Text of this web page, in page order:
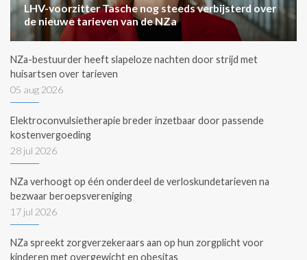
LHV-voorzitter Tasche nog steeds verbijsterd over
de nieuwe tarieven van de NZa
NZa-bestuurder heeft slapeloze nachten door strijd met
huisartsen over tarieven
05 aug 2026
Elektroconvulsietherapie breder inzetbaar door passende
kostenvergoeding
28 jul 2026
NZa verhoogt op één onderdeel de verloskundetarieven na
bezwaar beroepsvereniging
17 jul 2026
NZa spreekt zorgverzekeraars aan op hun zorgplicht voor
kinderen met overgewicht en obesitas